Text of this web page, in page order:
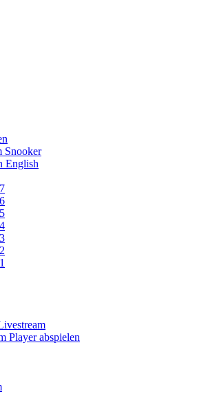
Snooker
English
Player abspielen